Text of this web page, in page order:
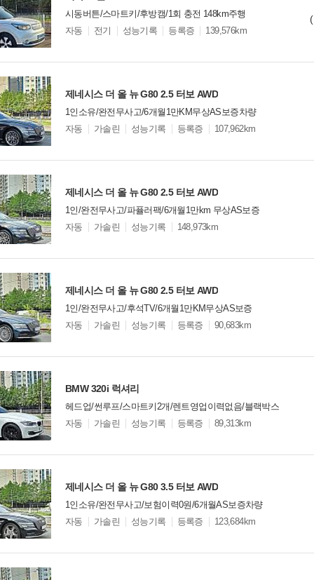
시동버튼/스마트키/후방캠/1회 충전 148km주행
모
션
자동 전기 성능기록 등록증 139,576km
제네시스 더 올 뉴 G80 2.5 터보 AWD
1인소유/완전무사고/6개월1만KM무상AS보증차량
모
션
자동 가솔린 성능기록 등록증 107,962km
제네시스 더 올 뉴 G80 2.5 터보 AWD
1인/완전무사고/파퓰러팩/6개월1만km 무상AS보증
모
션
자동 가솔린 성능기록 148,973km
제네시스 더 올 뉴 G80 2.5 터보 AWD
1인/완전무사고/후석TV/6개월1만KM무상AS보증
모
션
자동 가솔린 성능기록 등록증 90,683km
BMW 320i 럭셔리
헤드업/썬루프/스마트키2개/렌트영업이력없음/블랙박스
모
션
자동 가솔린 성능기록 등록증 89,313km
제네시스 더 올 뉴 G80 3.5 터보 AWD
1인소유/완전무사고/보험이력0원/6개월AS보증차량
모
션
자동 가솔린 성능기록 등록증 123,684km